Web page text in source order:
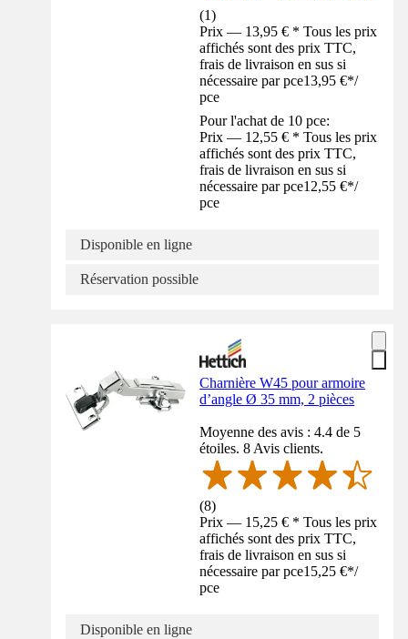
(1)
Prix — 13,95 € * Tous les prix
affichés sont des prix TTC,
frais de livraison en sus si
nécessaire par pce13,95 €*/
pce
Pour l'achat de 10 pce:
Prix — 12,55 € * Tous les prix
affichés sont des prix TTC,
frais de livraison en sus si
nécessaire par pce12,55 €*/
pce
Disponible en ligne
Réservation possible
Charnière W45 pour armoire
d’angle Ø 35 mm, 2 pièces
Moyenne des avis : 4.4 de 5
étoiles. 8 Avis clients.
(8)
Prix — 15,25 € * Tous les prix
affichés sont des prix TTC,
frais de livraison en sus si
nécessaire par pce15,25 €*/
pce
Disponible en ligne